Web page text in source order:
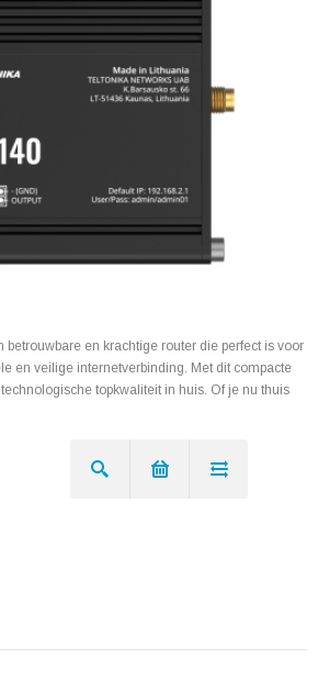
betrouwbare en krachtige router die perfect is voor
en veilige internetverbinding. Met dit compacte
topkwaliteit in huis. Of je nu thuis